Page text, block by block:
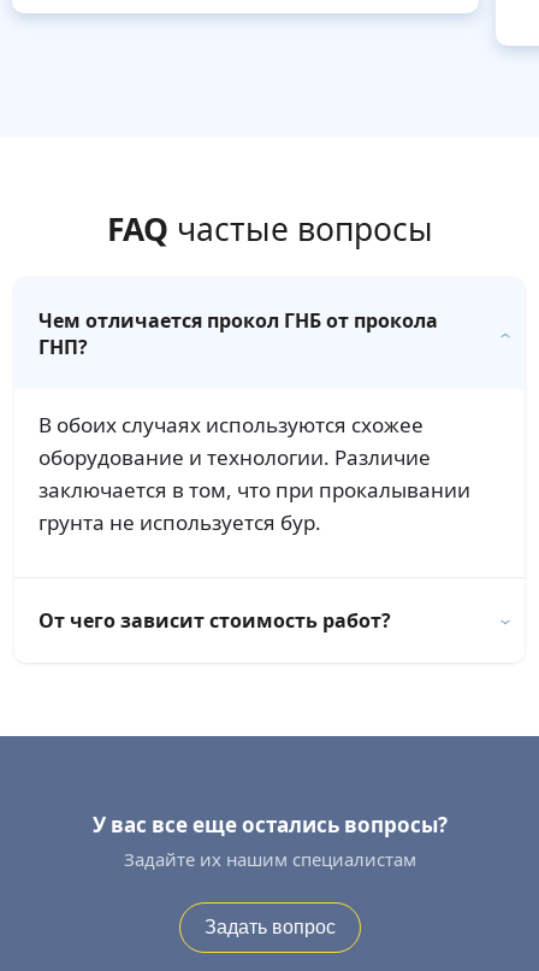
FAQ частые вопросы
Чем отличается прокол ГНБ от прокола
ГНП?
В обоих случаях используются схожее
оборудование и технологии. Различие
заключается в том, что при прокалывании
грунта не используется бур.
От чего зависит стоимость работ?
У вас все еще остались вопросы?
Задайте их нашим специалистам
Задать вопрос